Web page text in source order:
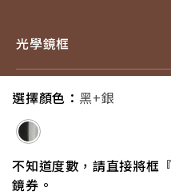
選擇顏色： 黑+銀
不知道度數，請直接將框
鏡券。
光學鏡框
產品小百科
探索品牌